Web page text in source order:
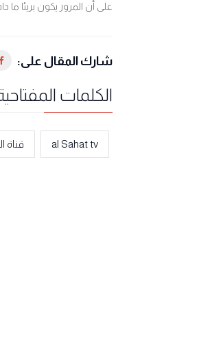
على أن المرور يكون بريئا ما
شارك المقال على:
الكلمات
al Sahat tv قناة